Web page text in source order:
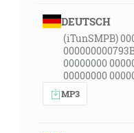
DEUTSCH
(iTunSMPB)
00000000
00000000
MP3